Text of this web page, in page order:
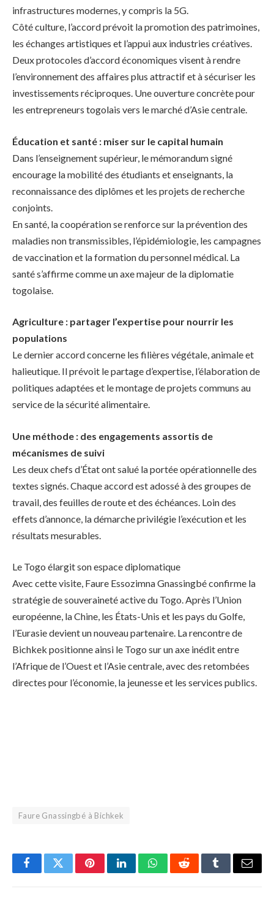
infrastructures modernes, y compris la 5G.
Côté culture, l’accord prévoit la promotion des patrimoines,
les échanges artistiques et l’appui aux industries créatives.
Deux protocoles d’accord économiques visent à rendre
l’environnement des affaires plus attractif et à sécuriser les
investissements réciproques. Une ouverture concrète pour
les entrepreneurs togolais vers le marché d’Asie centrale.
Éducation et santé : miser sur le capital humain
Dans l’enseignement supérieur, le mémorandum signé
encourage la mobilité des étudiants et enseignants, la
reconnaissance des diplômes et les projets de recherche
conjoints.
En santé, la coopération se renforce sur la prévention des
maladies non transmissibles, l’épidémiologie, les campagnes
de vaccination et la formation du personnel médical. La
santé s’affirme comme un axe majeur de la diplomatie
togolaise.
Agriculture : partager l’expertise pour nourrir les
populations
Le dernier accord concerne les filières végétale, animale et
halieutique. Il prévoit le partage d’expertise, l’élaboration de
politiques adaptées et le montage de projets communs au
service de la sécurité alimentaire.
Une méthode : des engagements assortis de
mécanismes de suivi
Les deux chefs d’État ont salué la portée opérationnelle des
textes signés. Chaque accord est adossé à des groupes de
travail, des feuilles de route et des échéances. Loin des
effets d’annonce, la démarche privilégie l’exécution et les
résultats mesurables.
Le Togo élargit son espace diplomatique
Avec cette visite, Faure Essozimna Gnassingbé confirme la
stratégie de souveraineté active du Togo. Après l’Union
européenne, la Chine, les États-Unis et les pays du Golfe,
l’Eurasie devient un nouveau partenaire. La rencontre de
Bichkek positionne ainsi le Togo sur un axe inédit entre
l’Afrique de l’Ouest et l’Asie centrale, avec des retombées
directes pour l’économie, la jeunesse et les services publics.
Faure Gnassingbé à Bichkek
FacebookTwitterPinterestLinkedInWhatsAppRedditTumblrEmail